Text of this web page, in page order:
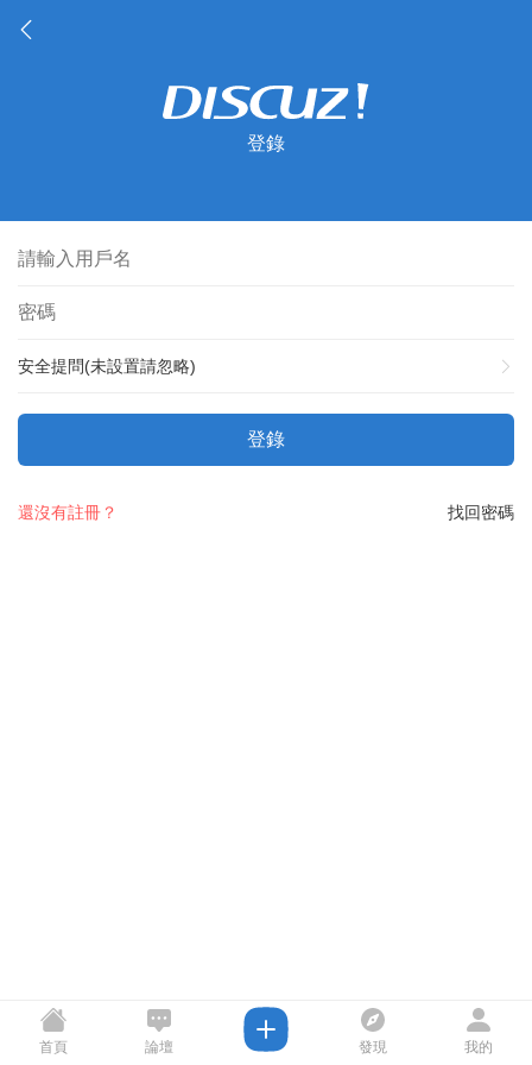
登錄
安全提問(未設置請忽略)
登錄
找回密碼
還沒有註冊？
首頁 論壇 發現 我的